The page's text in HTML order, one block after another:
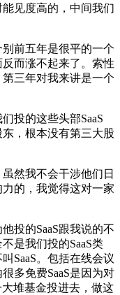
见度高的，中间我们
前五年是很平的一个
而涨不起来了。索性
三年对我来讲是一个
投的这些头部SaaS
，根本没有第三大股
然我不会干涉他们日
的，我觉得这对一家
的SaaS跟我说的不
是我们投的SaaS类
SaaS。包括在线会议
多免费SaaS是因为对
堆基金投进去，做这